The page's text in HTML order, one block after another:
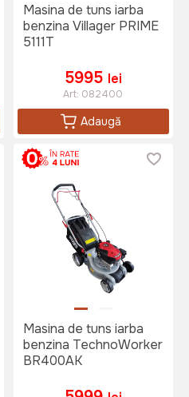
Masina de tuns iarba
benzina Villager PRIME
5111T
5995 lei
Art: 082400
Adaugă
Masina de tuns iarba
benzina TechnoWorker
BR400AK